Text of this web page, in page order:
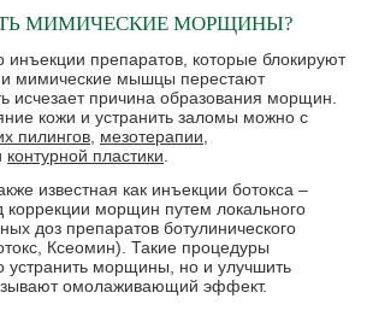
МИМИЧЕСКИЕ МОРЩИНЫ?
инъекции препаратов, которые блокируют
мимические мышцы перестают
исчезает причина образования морщин.
кожи и устранить заломы можно с
пилингов мезотерапии
контурной пластики
известная как инъекции ботокса –
морщин путем локального
доз препаратов ботулинического
Ксеомин). Такие процедуры
устранить морщины, но и улучшить
омолаживающий эффект.